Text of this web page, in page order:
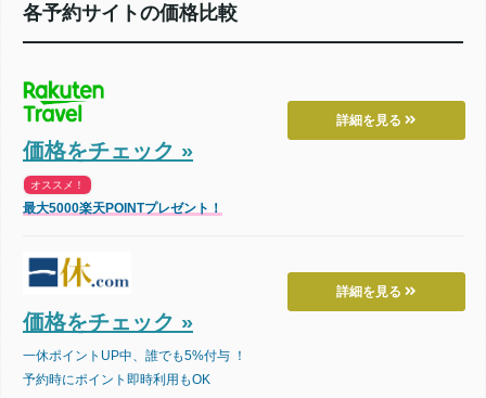
各予約サイトの価格比較
詳細を見る
価格をチェック »
オススメ！
最大5000楽天POINTプレゼント！
詳細を見る
価格をチェック »
一休ポイントUP中、誰でも5%付与 ！
予約時にポイント即時利用もOK